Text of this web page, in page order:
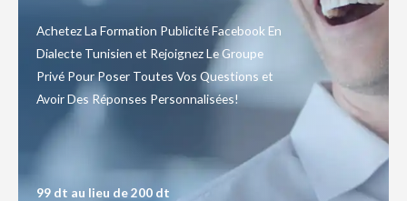
Achetez La Formation Publicité Facebook En
Dialecte Tunisien et Rejoignez Le Groupe
Privé Pour Poser Toutes Vos Questions et
Avoir Des Réponses Personnalisées!
99 dt au lieu de 200 dt